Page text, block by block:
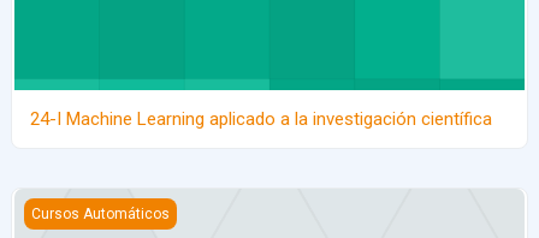
24-I Machine Learning aplicado a la investigación científica
Recursos digitales y curación de contenidos en la red para la
Cursos Automáticos